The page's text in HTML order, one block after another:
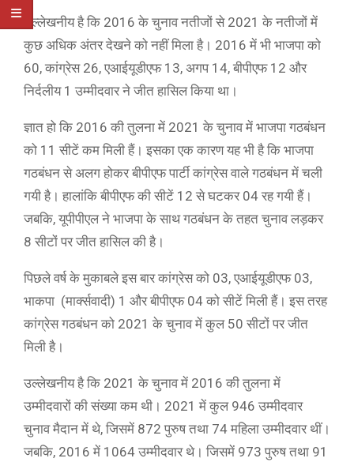
उल्लेखनीय है कि 2016 के चुनाव नतीजों से 2021 के नतीजों में
कुछ अधिक अंतर देखने को नहीं मिला है। 2016 में भी भाजपा को
60, कांग्रेस 26, एआईयूडीएफ 13, अगप 14, बीपीएफ 12 और
निर्दलीय 1 उम्मीदवार ने जीत हासिल किया था।
ज्ञात हो कि 2016 की तुलना में 2021 के चुनाव में भाजपा गठबंधन
को 11 सीटें कम मिली हैं। इसका एक कारण यह भी है कि भाजपा
गठबंधन से अलग होकर बीपीएफ पार्टी कांग्रेस वाले गठबंधन में चली
गयी है। हालांकि बीपीएफ की सीटें 12 से घटकर 04 रह गयी हैं।
जबकि, यूपीपीएल ने भाजपा के साथ गठबंधन के तहत चुनाव लड़कर
8 सीटों पर जीत हासिल की है।
पिछले वर्ष के मुकाबले इस बार कांग्रेस को 03, एआईयूडीएफ 03,
भाकपा (मार्क्सवादी) 1 और बीपीएफ 04 को सीटें मिली हैं। इस तरह
कांग्रेस गठबंधन को 2021 के चुनाव में कुल 50 सीटों पर जीत
मिली है।
उल्लेखनीय है कि 2021 के चुनाव में 2016 की तुलना में
उम्मीदवारों की संख्या कम थी। 2021 में कुल 946 उम्मीदवार
चुनाव मैदान में थे, जिसमें 872 पुरुष तथा 74 महिला उम्मीदवार थीं।
जबकि, 2016 में 1064 उम्मीदवार थे। जिसमें 973 पुरुष तथा 91